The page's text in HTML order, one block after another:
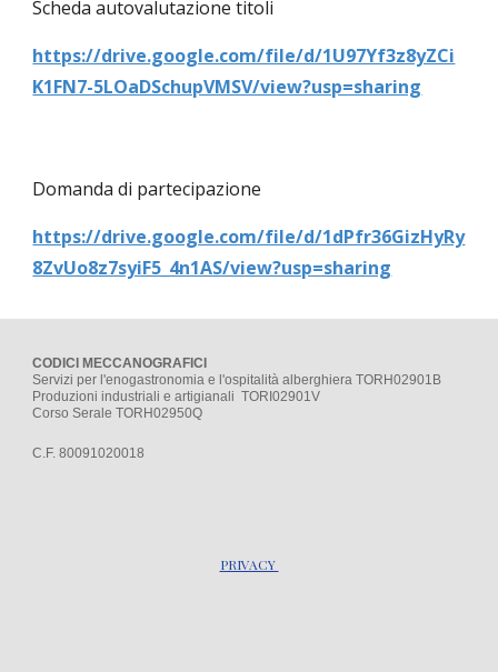
Scheda autovalutazione titoli
https://drive.google.com/file/d/1U97Yf3z8yZCi
K1FN7-5LOaDSchupVMSV/view?usp=sharing
Domanda di partecipazione
https://drive.google.com/file/d/1dPfr36GizHyRy
8ZvUo8z7syiF5_4n1AS/view?usp=sharing
CODICI MECCANOGRAFICI
Servizi per l'enogastronomia e l'ospitalità alberghiera TORH02901B
Produzioni industriali e artigianali TORI02901V
Corso Serale TORH02950Q
C.F. 80091020018
PRIVACY